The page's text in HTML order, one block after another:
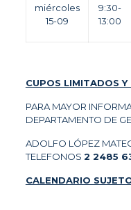
miércoles
15-09
9:30-
13:00
CUPOS LIMITADOS
PARA MAYOR
DEPARTAMENTO DE
ADOLFO LÓPEZ
TELEFONOS 2 2485
CALENDARIO